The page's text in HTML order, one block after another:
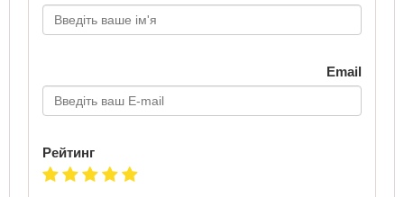
Email
Рейтинг